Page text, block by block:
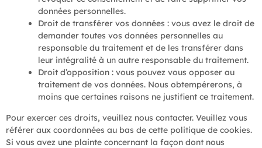
données personnelles.
Droit de transférer vos données : vous avez le droit de
demander toutes vos données personnelles au
responsable du traitement et de les transférer dans
leur intégralité à un autre responsable du traitement.
Droit d’opposition : vous pouvez vous opposer au
traitement de vos données. Nous obtempérerons, à
moins que certaines raisons ne justifient ce traitement.
Pour exercer ces droits, veuillez nous contacter. Veuillez vous
référer aux coordonnées au bas de cette politique de cookies.
Si vous avez une plainte concernant la façon dont nous